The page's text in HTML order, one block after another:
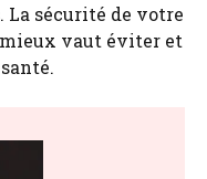
La sécurité de votre
vaut éviter et